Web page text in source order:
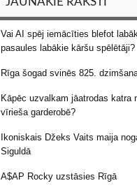
Vai AI spēj iemācīties blefot
pasaules labākie kāršu spēlētāji?
Rīga šogad svinēs 825.
Kāpēc uzvalkam jāatrodas katra
vīrieša garderobē?
Ikoniskais Džeks Vaits maija
Siguldā
A$AP Rocky uzstāsies Rīgā